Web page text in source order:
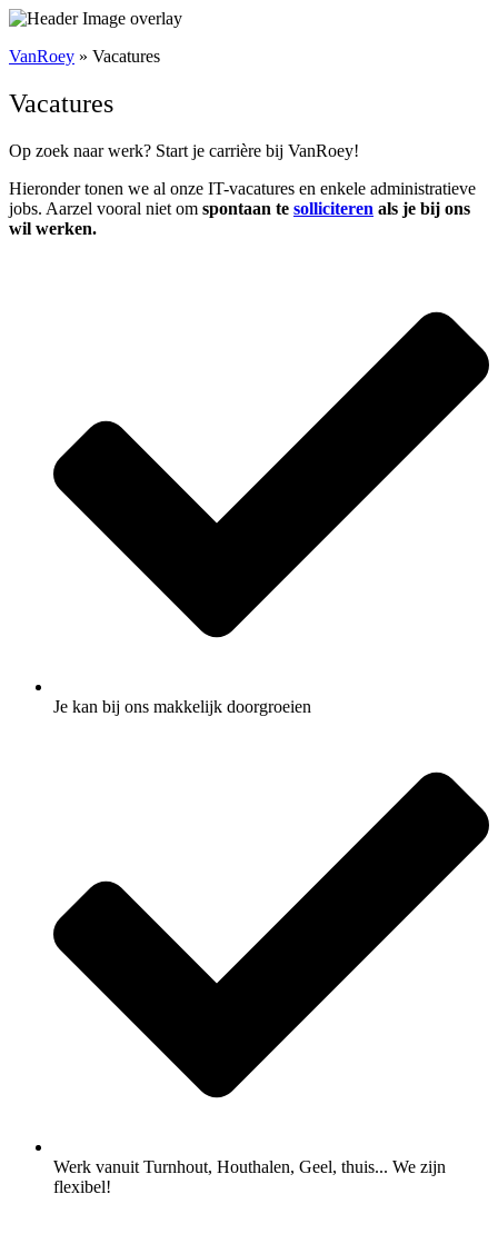
VanRoey » Vacatures
Vacatures
Op zoek naar werk? Start je carrière bij VanRoey!
Hieronder tonen we al onze IT-vacatures en enkele administratieve
jobs. Aarzel vooral niet om spontaan te solliciteren als je bij ons
wil werken.
Je kan bij ons makkelijk doorgroeien
Werk vanuit Turnhout, Houthalen, Geel, thuis... We zijn
flexibel!